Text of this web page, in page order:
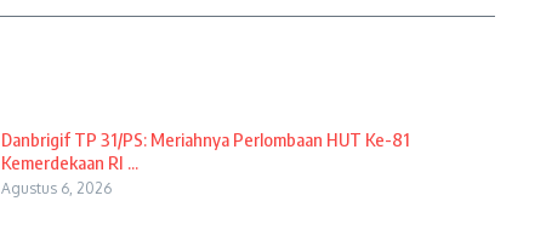
Danbrigif TP 31/PS: Meriahnya Perlombaan HUT Ke-81
Kemerdekaan RI ...
Agustus 6, 2026